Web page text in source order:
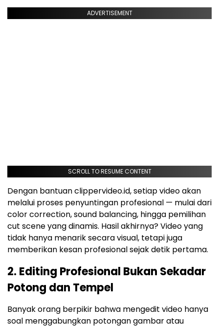
ADVERTISEMENT
SCROLL TO RESUME CONTENT
Dengan bantuan clippervideo.id, setiap video akan
melalui proses penyuntingan profesional — mulai dari
color correction, sound balancing, hingga pemilihan
cut scene yang dinamis. Hasil akhirnya? Video yang
tidak hanya menarik secara visual, tetapi juga
memberikan kesan profesional sejak detik pertama.
2. Editing Profesional Bukan Sekadar
Potong dan Tempel
Banyak orang berpikir bahwa mengedit video hanya
soal menggabungkan potongan gambar atau